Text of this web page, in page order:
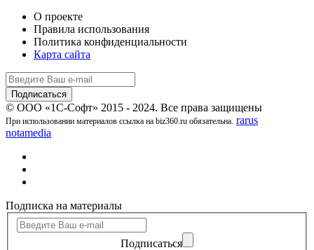
О проекте
Правила использования
Политика конфиденциальности
Карта сайта
© ООО «1С-Софт» 2015 - 2024. Все права защищены
При использовании материалов ссылка на biz360.ru обязательна. rarus
notamedia
Подписка на материалы
Подписаться